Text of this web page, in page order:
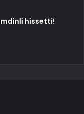
hissetti!